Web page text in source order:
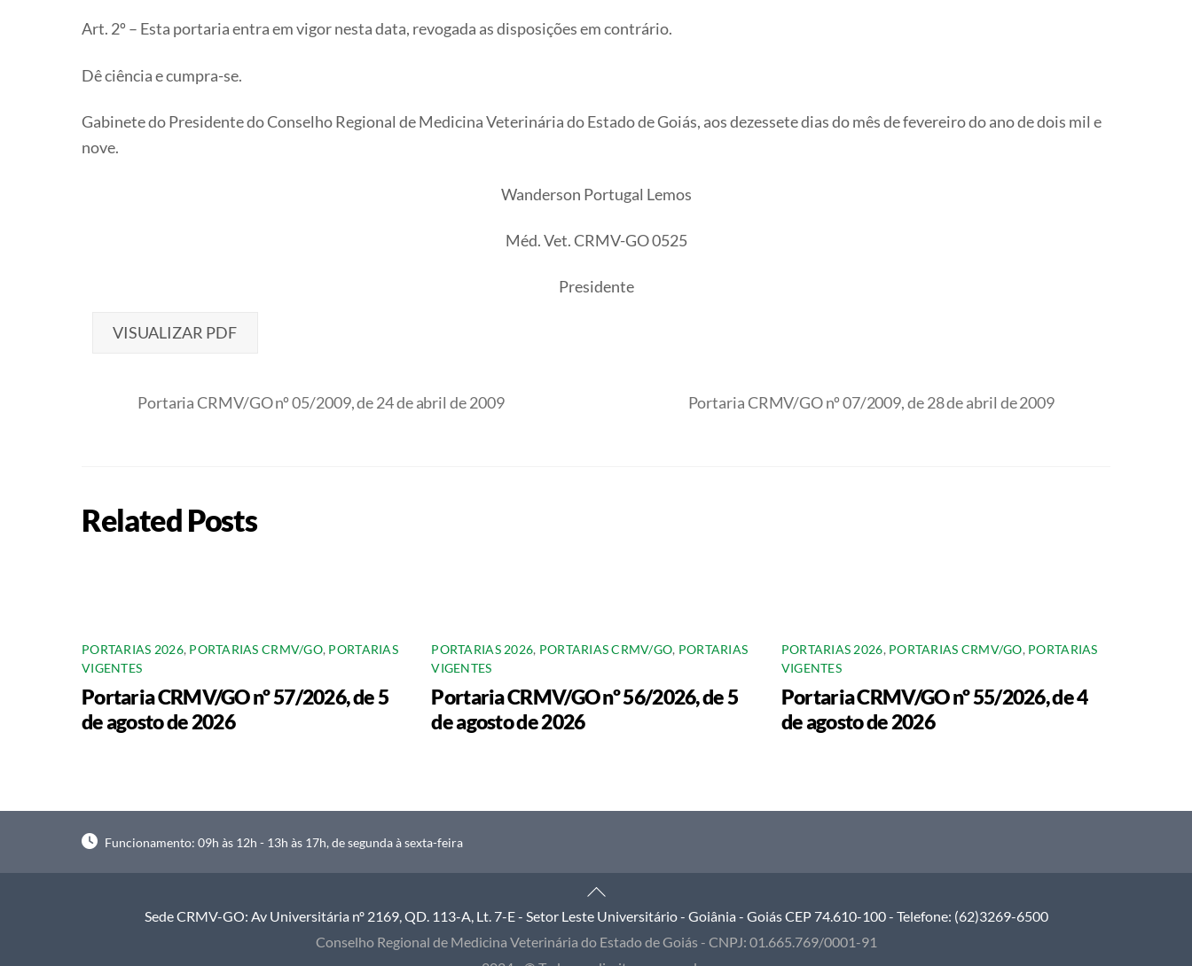
Art. 2º – Esta portaria entra em vigor nesta data, revogada as disposições em contrário.
Dê ciência e cumpra-se.
Gabinete do Presidente do Conselho Regional de Medicina Veterinária do Estado de Goiás, aos dezessete dias do mês de fevereiro do ano de dois mil e
nove.
Wanderson Portugal Lemos
Méd. Vet. CRMV-GO 0525
Presidente
VISUALIZAR PDF
Portaria CRMV/GO nº 05/2009, de 24 de abril de 2009 Portaria CRMV/GO nº 07/2009, de 28 de abril de 2009
Related Posts
PORTARIAS 2026, PORTARIAS CRMV/GO, PORTARIAS
VIGENTES
Portaria CRMV/GO nº 57/2026, de 5
de agosto de 2026
PORTARIAS 2026, PORTARIAS CRMV/GO, PORTARIAS
VIGENTES
Portaria CRMV/GO nº 56/2026, de 5
de agosto de 2026
PORTARIAS 2026, PORTARIAS CRMV/GO, PORTARIAS
VIGENTES
Portaria CRMV/GO nº 55/2026, de 4
de agosto de 2026
Funcionamento: 09h às 12h - 13h às 17h, de segunda à sexta-feira
Back
To
Top
Sede CRMV-GO: Av Universitária nº 2169, QD. 113-A, Lt. 7-E - Setor Leste Universitário - Goiânia - Goiás CEP 74.610-100 - Telefone: (62)3269-6500
Conselho Regional de Medicina Veterinária do Estado de Goiás - CNPJ: 01.665.769/0001-91